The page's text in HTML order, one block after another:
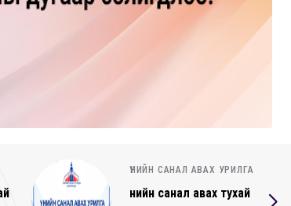
ҮНИЙН САНАЛ АВАХ УРИЛГА
Үнийн санал ирүүлэх тухай